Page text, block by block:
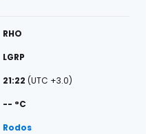
RHO
LGRP
21:22 (UTC +3.0)
-- °C
Rodos